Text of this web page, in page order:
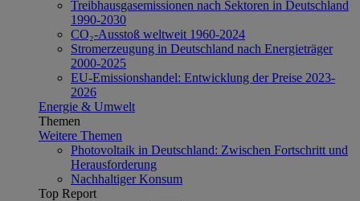
Treibhausgasemissionen nach Sektoren in Deutschland
1990-2030
CO₂-Ausstoß weltweit 1960-2024
Stromerzeugung in Deutschland nach Energieträger
2000-2025
EU-Emissionshandel: Entwicklung der Preise 2023-
2026
Energie & Umwelt
Themen
Weitere Themen
Photovoltaik in Deutschland: Zwischen Fortschritt und
Herausforderung
Nachhaltiger Konsum
Top Report